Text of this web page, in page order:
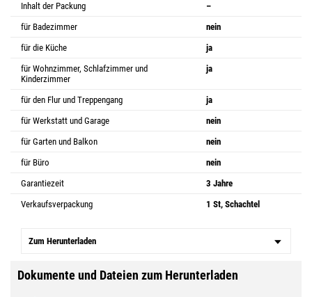
Inhalt der Packung
–
für Badezimmer
nein
für die Küche
ja
für Wohnzimmer, Schlafzimmer und
Kinderzimmer
ja
für den Flur und Treppengang
ja
für Werkstatt und Garage
nein
für Garten und Balkon
nein
für Büro
nein
Garantiezeit
3 Jahre
Verkaufsverpackung
1 St, Schachtel
Zum Herunterladen
Dokumente und Dateien zum Herunterladen